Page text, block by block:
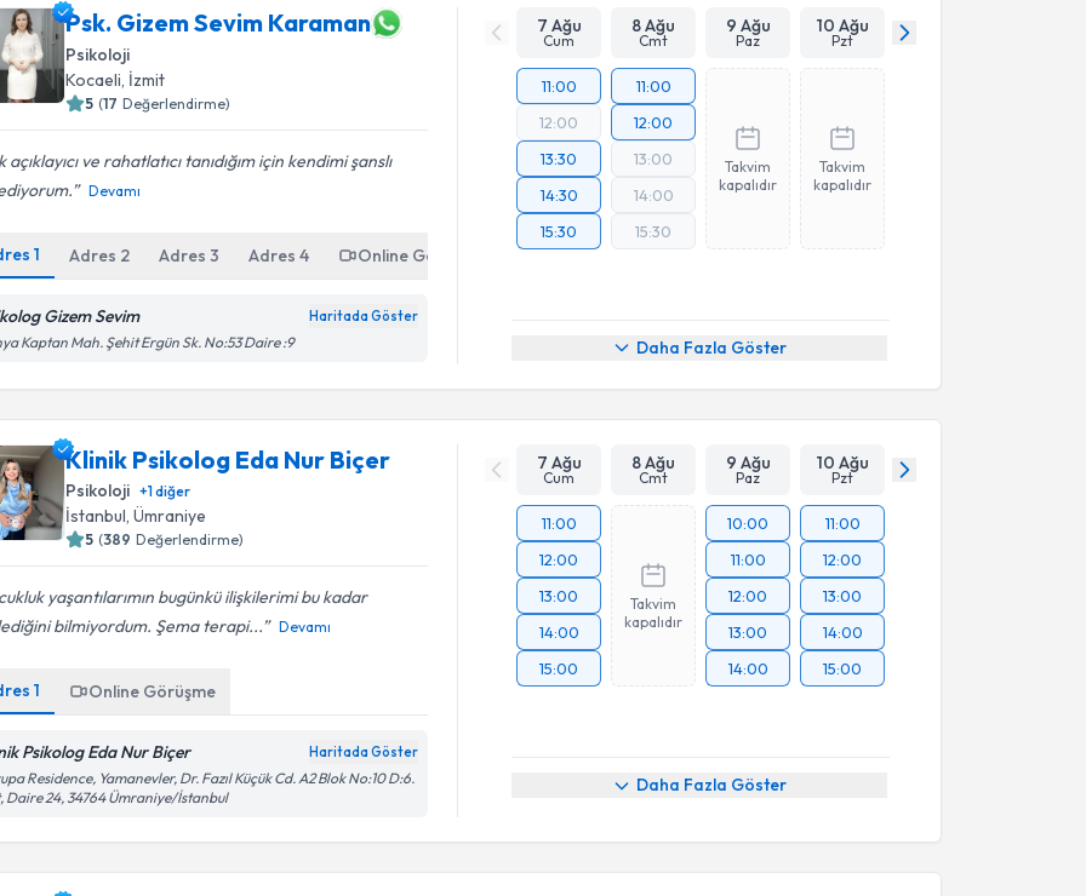
Psk. Gizem Sevim Karaman
Psikoloji
Kocaeli , İzmit
5 (17 Değerlendirme)
açıklayıcı ve rahatlatıcı tanıdığım için kendimi şanslı
Devamı
1 Adres 2 Adres3 Adres4 Online Görüşme
Gizem Sevim Haritada Göster
Kaptan Mah. Şehit Ergün Sk. No:53 Daire :9
7 Ağu
Cum
8 Ağu
Cmt
9 Ağu
Paz
10 Ağu
Pzt
11:00
12:00
13:30
14:30
15:30
11:00
12:00
13:00
14:00
15:30
Takvim
kapalıdır
Takvim
kapalıdır
Daha Fazla Göster
Klinik Psikolog Eda Nur Biçer
Psikoloji +1diğer
İstanbul, Ümraniye
5 (389 Değerlendirme)
yaşantılarımın bugünkü ilişkilerimi bu kadar
bilmiyordum. Şema terapi...
Devamı
1 Online Görüşme
Psikolog Eda Nur Biçer Haritada Göster
Residence, Yamanevler, Dr. Fazıl Küçük Cd. A2 Blok No:10 D:6.
Daire 24, 34764 Ümraniye/İstanbul
7 Ağu
Cum
8 Ağu
Cmt
9 Ağu
Paz
10 Ağu
Pzt
11:00
12:00
13:00
14:00
15:00
Takvim
kapalıdır
10:00
11:00
12:00
13:00
14:00
11:00
12:00
13:00
14:00
15:00
Daha Fazla Göster